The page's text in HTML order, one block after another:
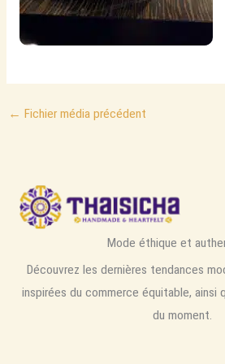
← Fichier média précédent
Mode éthique et
Découvrez les dernières tendances
inspirées du commerce équitable, ainsi
du moment.